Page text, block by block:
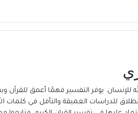
للإنسان. يوفر التفسير فهمًا أعمق للقرآن
للدراسات العميقة والتأمل في كلمات